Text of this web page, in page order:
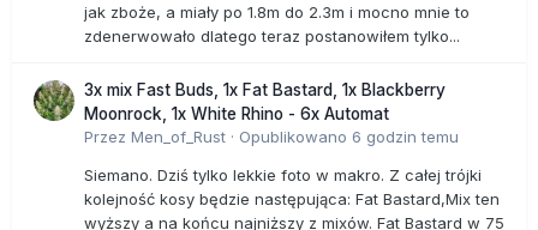
jak zboże, a miały po 1.8m do 2.3m i mocno mnie to
zdenerwowało dlatego teraz postanowiłem tylko...
3x mix Fast Buds, 1x Fat Bastard, 1x Blackberry
Moonrock, 1x White Rhino - 6x Automat
Przez Men_of_Rust · Opublikowano 6 godzin temu
Siemano. Dziś tylko lekkie foto w makro. Z całej trójki
kolejność kosy będzie następująca: Fat Bastard,Mix ten
wyższy a na końcu najniższy z mixów. Fat Bastard w 75